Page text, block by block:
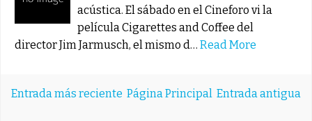
acústica. El sábado en el Cineforo vi la
película Cigarettes and Coffee del
director Jim Jarmusch, el mismo d… Read More
Entrada más reciente Entrada antigua
Página Principal